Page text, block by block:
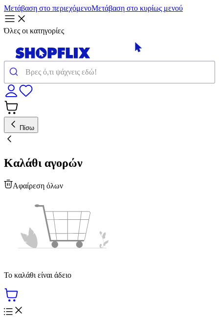
Μετάβαση στο περιεχόμενοΜετάβαση στο κυρίως μενού
Όλες οι κατηγορίες
Πίσω
Καλάθι αγορών
Αφαίρεση όλων
Το καλάθι είναι άδειο